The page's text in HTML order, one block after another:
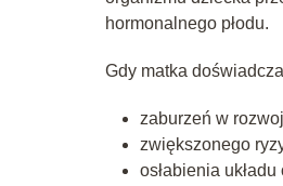
hormonalnego płodu.
Gdy matka
zaburzeń w
zwiększonego
osłabienia